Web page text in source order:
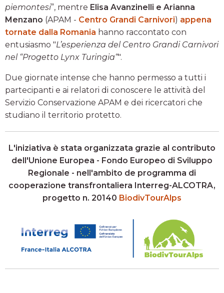
piemontesi”, mentre Elisa Avanzinelli e Arianna
Menzano (APAM - Centro Grandi Carnivori) appena
tornate dalla Romania hanno raccontato con
entusiasmo "L’esperienza del Centro Grandi Carnivori
nel “Progetto Lynx Turingia“".
Due giornate intense che hanno permesso a tutti i
partecipanti e ai relatori di conoscere le attività del
Servizio Conservazione APAM e dei ricercatori che
studiano il territorio protetto.
L'iniziativa è stata organizzata grazie al contributo
dell'Unione Europea - Fondo Europeo di Sviluppo
Regionale - nell'ambito de programma di
cooperazione transfrontaliera Interreg-ALCOTRA,
progetto n. 20140 BiodivTourAlps